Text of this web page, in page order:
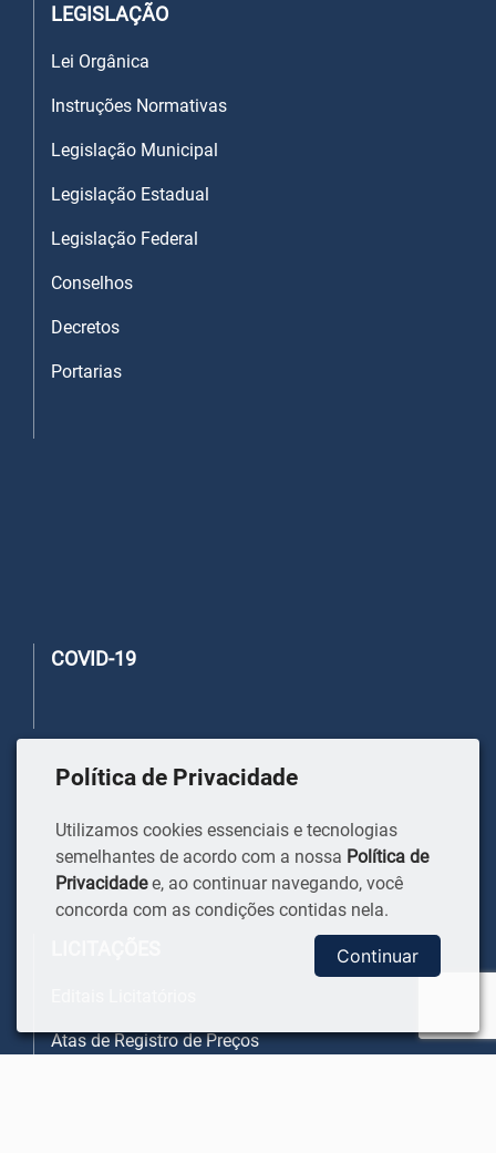
LEGISLAÇÃO
Lei Orgânica
Instruções Normativas
Legislação Municipal
Legislação Estadual
Legislação Federal
Conselhos
Decretos
Portarias
COVID-19
Atas de Registro de Preços
Política de Privacidade
Utilizamos cookies essenciais e tecnologias
semelhantes de acordo com a nossa Política de
Privacidadee, ao continuar navegando, você
concorda com as condições contidas nela.
Continuar